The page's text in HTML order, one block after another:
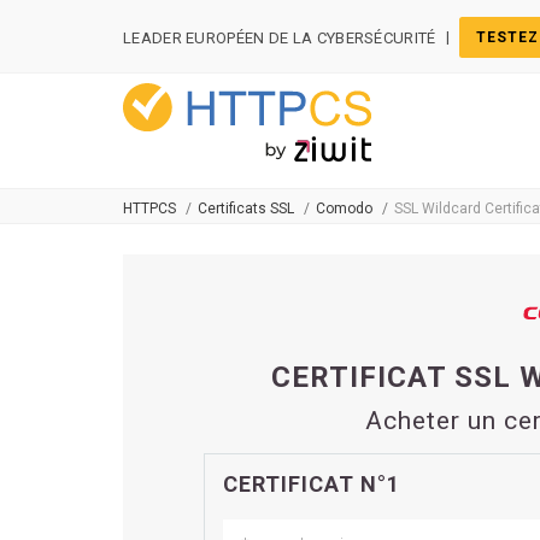
LEADER EUROPÉEN DE LA CYBERSÉCURITÉ |
HTTPCS Certificats SSL Comodo SSL Wildcard
CERTIFICAT SSL
Acheter un
CERTIFICAT N°1